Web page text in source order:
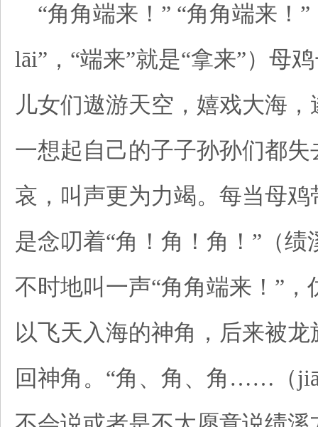
“角角端来！” “角角端来！”
lāi”，“端来”就是“拿来”）母
儿女们遨游天空，嬉戏大海
一想起自己的子子孙孙们都
哀，叫声更为力竭。每当母
是念叨着“角！角！角！”（绩
不时地叫一声“角角端来！”
以飞天入海的神角，后来被
回神角。“角、角、角……（